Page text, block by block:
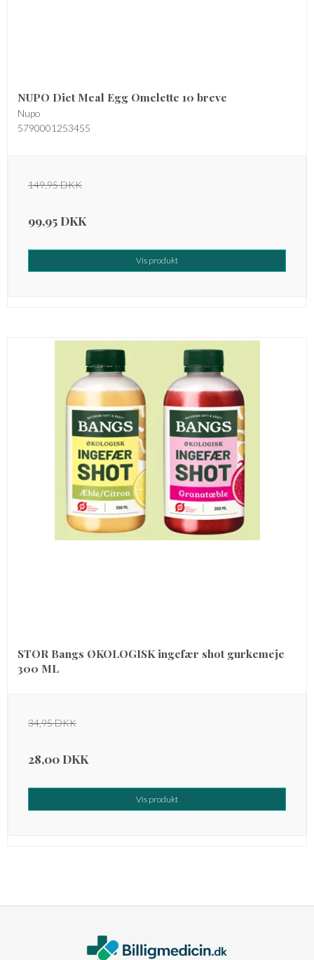
NUPO Diet Meal Egg Omelette 10 breve
Nupo
5790001253455
149,95 DKK
99,95 DKK
Vis produkt
STOR Bangs ØKOLOGISK ingefær shot gurkemeje
300 ML
34,95 DKK
28,00 DKK
Vis produkt